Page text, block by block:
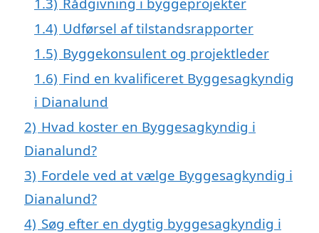
1.4) Udførsel af tilstandsrapporter
1.5) Byggekonsulent og projektleder
1.6) Find en kvalificeret Byggesagkyndig
i Dianalund
2) Hvad koster en Byggesagkyndig i
Dianalund?
3) Fordele ved at vælge Byggesagkyndig i
Dianalund?
4) Søg efter en dygtig byggesagkyndig i